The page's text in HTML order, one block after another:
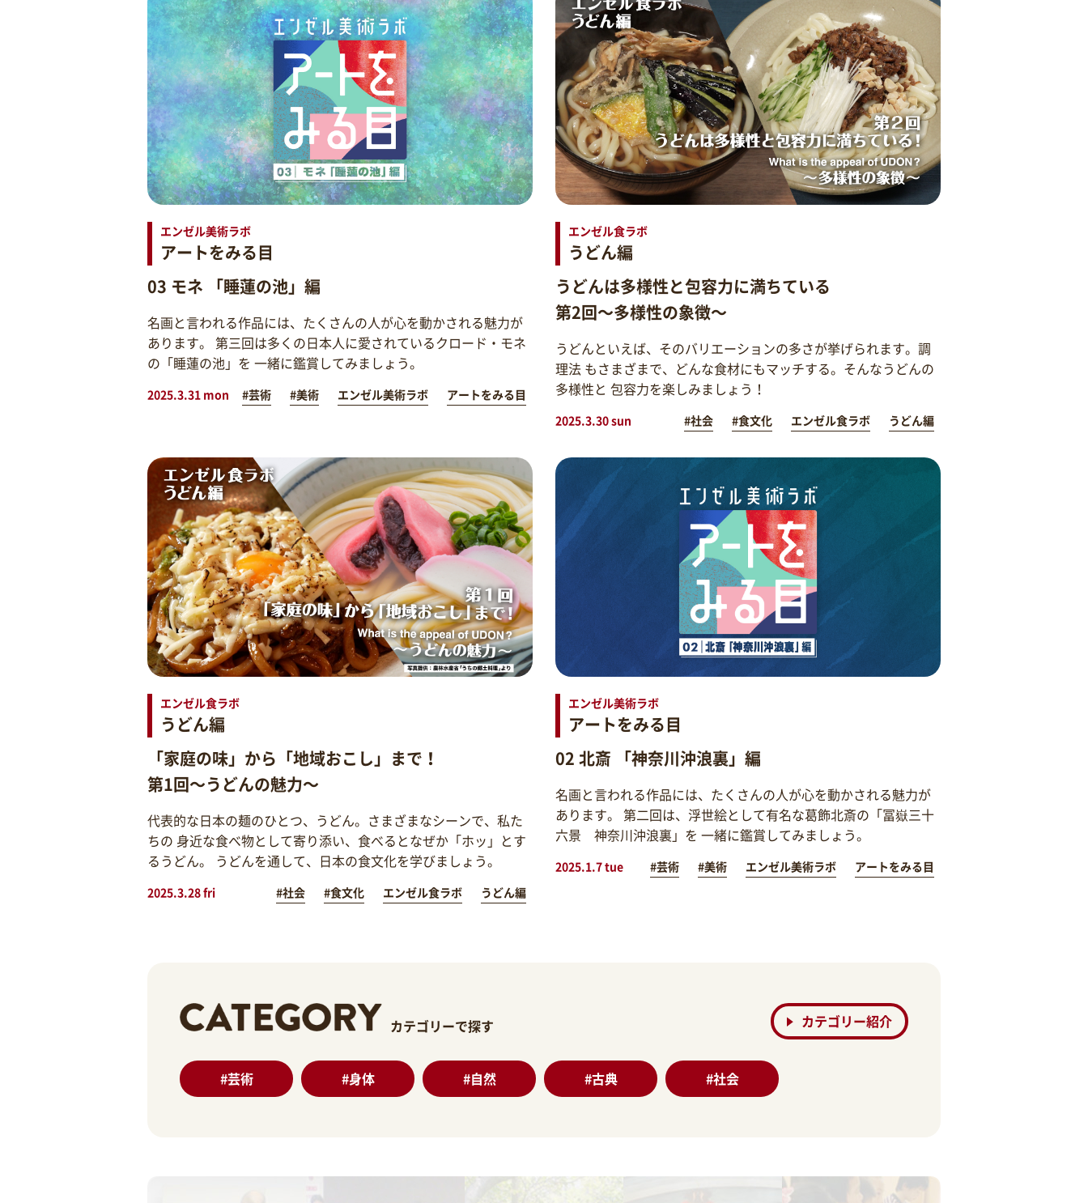
エンゼル美術ラボ
アートをみる目
03 モネ 「睡蓮の池」編
名画と言われる作品には、たくさんの人が心を動かされる魅力が
あります。 第三回は多くの日本人に愛されているクロード・モネ
の「睡蓮の池」を 一緒に鑑賞してみましょう。
2025.3.31 mon #芸術 #美術 エンゼル美術ラボ アートをみる目
エンゼル食ラボ
うどん編
うどんは多様性と包容力に満ちている
第2回～多様性の象徴～
うどんといえば、そのバリエーションの多さが挙げられます。調
理法 もさまざまで、どんな食材にもマッチする。そんなうどんの
多様性と 包容力を楽しみましょう！
2025.3.30 sun #社会 #食文化 エンゼル食ラボ うどん編
エンゼル食ラボ
うどん編
「家庭の味」から「地域おこし」まで！
第1回～うどんの魅力～
代表的な日本の麺のひとつ、うどん。さまざまなシーンで、私た
ちの 身近な食べ物として寄り添い、食べるとなぜか「ホッ」とす
るうどん。 うどんを通して、日本の食文化を学びましょう。
2025.3.28 fri #社会 #食文化 エンゼル食ラボ うどん編
エンゼル美術ラボ
アートをみる目
02 北斎 「神奈川沖浪裏」編
名画と言われる作品には、たくさんの人が心を動かされる魅力が
あります。 第二回は、浮世絵として有名な葛飾北斎の「冨嶽三十
六景 神奈川沖浪裏」を 一緒に鑑賞してみましょう。
2025.1.7 tue #芸術 #美術 エンゼル美術ラボ アートをみる目
カテゴリーで探す カテゴリー紹介
#芸術 #身体 #自然 #古典 #社会